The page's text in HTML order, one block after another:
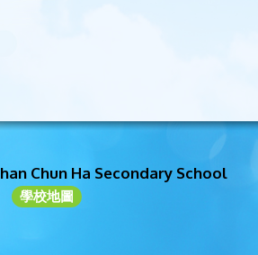
Chun Ha Secondary School
學校地圖